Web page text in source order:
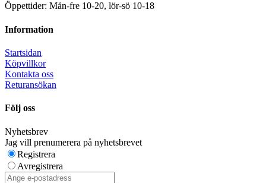
Öppettider: Mån-fre 10-20, lör-sö 10-18
Information
Startsidan
Köpvillkor
Kontakta oss
Returansökan
Följ oss
Nyhetsbrev
Jag vill prenumerera på nyhetsbrevet
Registrera
Avregistrera